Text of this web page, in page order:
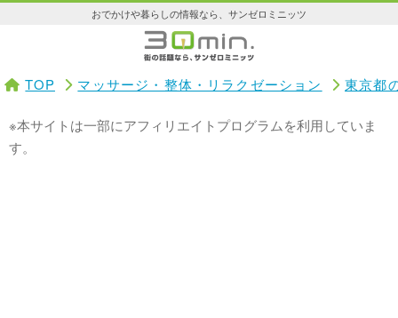
おでかけや暮らしの情報なら、サンゼロミニッツ
TOP マッサージ・整体・リラクゼーション 東京都
※本サイトは一部にアフィリエイトプログラムを利用していま
す。